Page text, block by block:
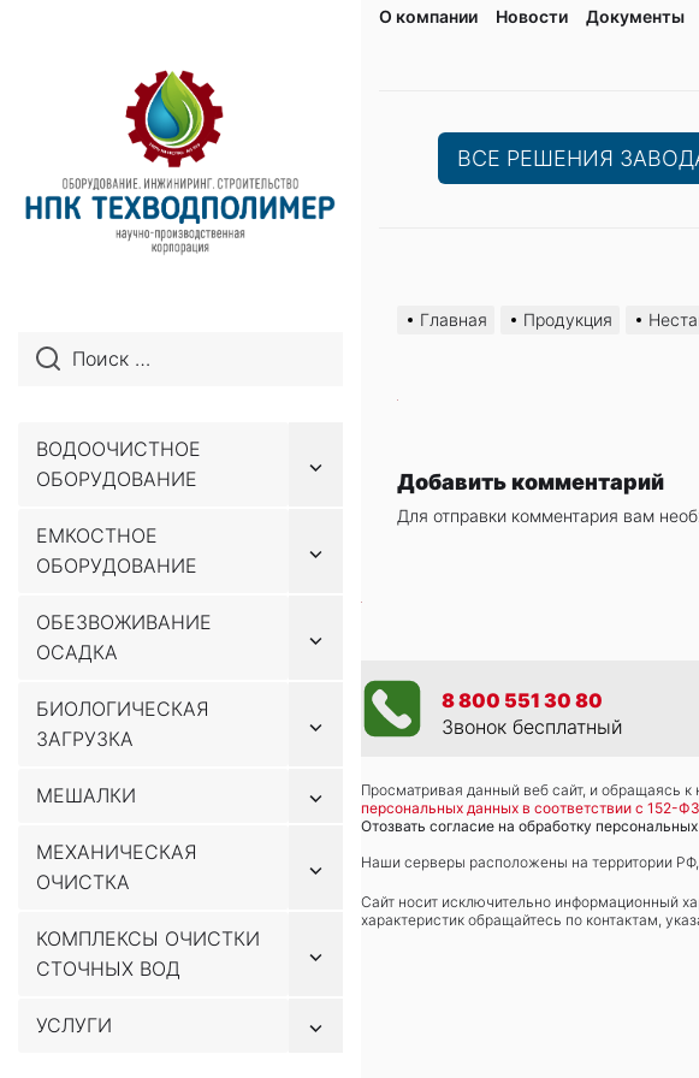
ВСЕ РЕШЕНИЯ
ВОДООЧИСТНОЕ
ОБОРУДОВАНИЕ
Показывать
ЕМКОСТНОЕ
ОБОРУДОВАНИЕ
Показывать
ОБЕЗВОЖИВАНИЕ
ОСАДКА
Показывать
БИОЛОГИЧЕСКАЯ
ЗАГРУЗКА
Показывать
подменю
МЕШАЛКИ
Показывать
подменю
МЕХАНИЧЕСКАЯ
ОЧИСТКА
Показывать
КОМПЛЕКСЫ ОЧИСТКИ
СТОЧНЫХ ВОД
Показывать
УСЛУГИ
Показывать
Главная Продукция
Добавить комментарий
Для отправки комментария вам
О компании Новости Документы
8 800 551 30 80
Звонок бесплатный
Просматривая данный веб сайт, и обращаясь к
персональных данных в соответствии с 152-ФЗ
Отозвать согласие на обработку
Наши серверы расположены на территории
Сайт носит исключительно информационный
характеристик обращайтесь по контактам,